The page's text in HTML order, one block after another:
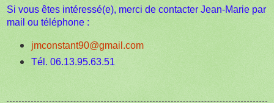
Si vous êtes intéressé(e), merci de contacter Jean-Marie par
mail ou téléphone :
jmconstant90@gmail.com
Tél. 06.13.95.63.51